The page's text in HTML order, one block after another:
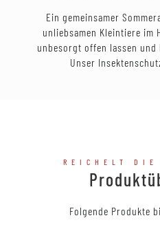
Ein gemeinsamer
unliebsamen Kleintiere im
unbesorgt offen lassen
Unser
REICHELT DIE
Folgende Produkte